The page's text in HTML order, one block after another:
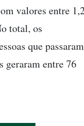
valores entre
total, os
que passaram
geraram entre 76